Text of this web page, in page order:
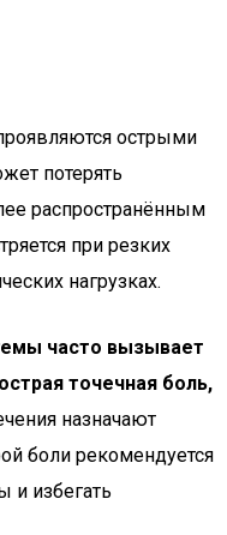
острыми
потерять
распространённым
при резких
нагрузках.
часто вызывает
точечная боль,
назначают
боли рекомендуется
и избегать